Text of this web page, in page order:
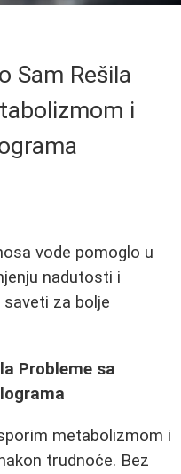
Sam Rešila
i
vode pomoglo u
nadutosti i
za bolje
Probleme sa
metabolizmom i
trudnoće. Bez